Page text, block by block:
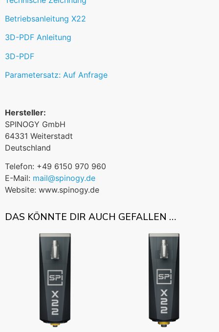
Betriebsanleitung X22
3D-PDF Anleitung
3D-PDF
Parametersatz: Auf Anfrage
Hersteller:
SPINOGY GmbH
64331 Weiterstadt
Deutschland
Telefon: +49 6150 970 960
E-Mail: mail@spinogy.de
Website: www.spinogy.de
DAS KÖNNTE DIR AUCH GEFALLEN …